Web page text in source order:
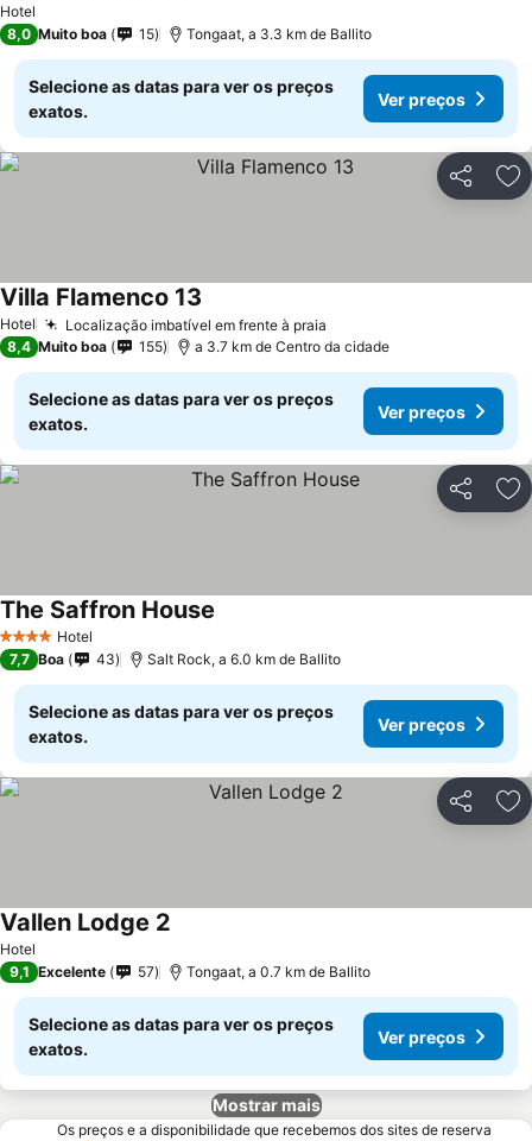
Hotel
8,0 Muito boa 15 Tongaat, a 3.3 km de Ballito
Selecione as datas para ver os preços
exatos.
Ver preços
Partilhar
Hotel Localização imbatível em frente à praia
Villa Flamenco 13
8,4 Muito boa 155 a 3.7 km de Centro da cidade
Selecione as datas para ver os preços
exatos.
Ver preços
Partilhar
4 EstrelasHotel
The Saffron House
7,7 Boa 43 Salt Rock, a 6.0 km de Ballito
Selecione as datas para ver os preços
exatos.
Ver preços
Partilhar
Hotel
Vallen Lodge 2
9,1 Excelente 57 Tongaat, a 0.7 km de Ballito
Selecione as datas para ver os preços
exatos.
Ver preços
Mostrar mais
Os preços e a disponibilidade que recebemos dos sites de reserva